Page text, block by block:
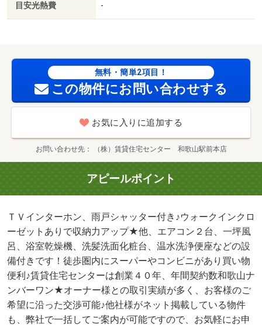
目安光熱費 -
無料・簡単2項目！
この物件にお問い合わせする
お気に入りに追加する
お問い合わせ先 （株）賃貸住宅センター 和歌山駅前本店
アピールポイント
ＴＶインターホン、雨戸シャッター付き♪ウォークインクロ
ーゼットありで収納力アップ★他、エアコン２台、一坪風
呂、浴室乾燥機、洗髪洗面化粧台、温水洗浄便座などの設
備付きです！徒歩圏内にスーパーやコンビニがあり買い物
便利♪賃貸住宅センターは創業４０年、年間契約数和歌山ナ
ンバーワン★オーナー様との取引実績が多く、お客様のご
希望に沿った交渉可能♪他社様がネット掲載している物件
も、弊社で一括してご案内が可能ですので、お気軽にお申